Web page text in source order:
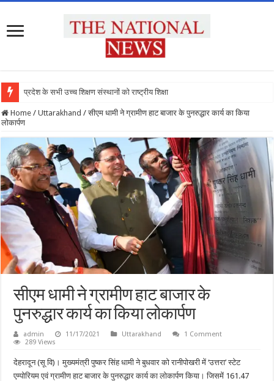
प्रदेश के सभी उच्च शिक्षण संस्थानों को राष्ट्रीय शिक्षा नीति
Home / Uttarakhand / सीएम धामी ने ग्रामीण हाट बाजार के पुनरुद्धार कार्य का किया
लोकार्पण
सीएम धामी ने ग्रामीण हाट बाजार के
पुनरुद्धार कार्य का किया लोकार्पण
admin 11/17/2021 Uttarakhand
1 Comment
289 Views
देहरादून (सू वि)। मुख्यमंत्री पुष्कर सिंह धामी ने बुधवार को रानीपोखरी में ‘उत्तरा’ स्टेट
एम्पोरियम एवं ग्रामीण हाट बाजार के पुनरुद्धार कार्य का लोकार्पण किया। जिसमें 161.47